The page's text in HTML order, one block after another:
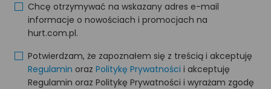
Chcę otrzymywać na wskazany adres e-mail
informacje o nowościach i promocjach na
hurt.com.pl.
Potwierdzam, że zapoznałem się z treścią i akceptuję
Regulamin oraz Politykę Prywatności i akceptuję
Regulamin oraz Politykę Prywatności i wyrażam zgodę